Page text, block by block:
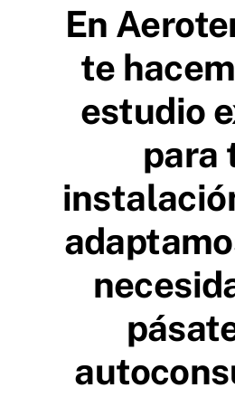
En
te
estudio
para